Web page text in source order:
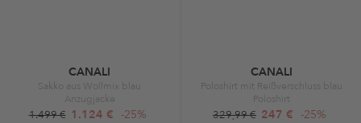
CANALI
Sakko aus Wollmix blau
Anzugjacke
1.499 € 1.124 € -25%
CANALI
Poloshirt mit Reißverschluss blau
Poloshirt
329,99 € 247 € -25%